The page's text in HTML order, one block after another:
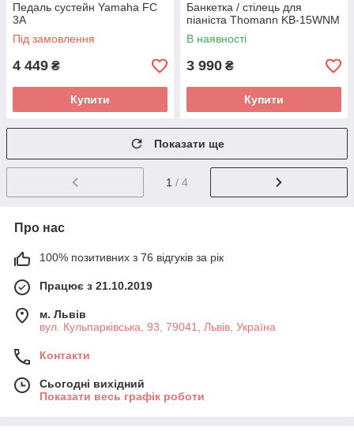
Педаль сустейн Yamaha FC
3A
Під замовлення
4 449 ₴
Купити
Банкетка / стілець для
піаніста Thomann KB-15WNM
В наявності
3 990 ₴
Купити
Показати ще
1 / 4
Про нас
100% позитивних з 76 відгуків за рік
Працює з 21.10.2019
м. Львів
вул. Кульпарківська, 93, 79041, Львів, Україна
Контакти
Сьогодні вихідний
Показати весь графік роботи